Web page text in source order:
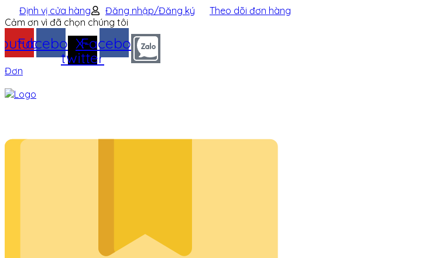
Định vị cửa hàng Đăng nhập/Đăng ký
Theo dõi đơn hàng
Cảm ơn vì đã chọn chúng tôi
Facebook
X-
twitter
Facebook
Đơn